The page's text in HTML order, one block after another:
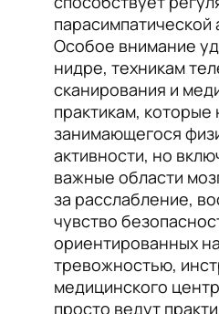
парасимпатической
Особое внимание
нидре, техникам
сканирования и
практикам,
занимающегося
активности, но
важные области
за расслабление,
чувство
ориентированных
тревожностью,
медицинского
просто ведут